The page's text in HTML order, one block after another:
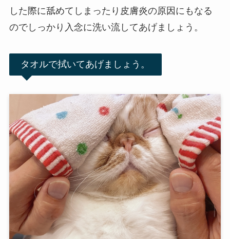
した際に舐めてしまったり皮膚炎の原因にもなる
のでしっかり入念に洗い流してあげましょう。
タオルで拭いてあげましょう。